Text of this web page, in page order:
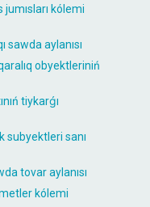
jumısları kólemi
sawda aylanısı
obyektleriniń
tiykarǵı
subyektleri sanı
tovar aylanısı
kólemi